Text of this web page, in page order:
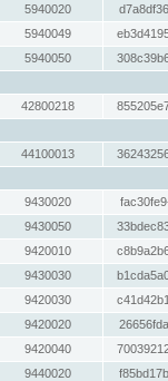
5940020
5940049
5940050
42800218
44100013
9430020
9430050
9420010
9430030
9420030
9420020
9420040
9440020